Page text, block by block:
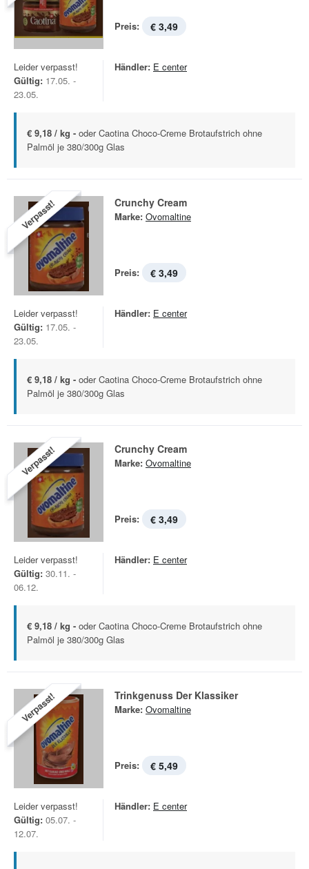
Preis: € 3,49
Leider verpasst!
Gültig: 17.05. -
23.05.
Händler: E center
€ 9,18 / kg - oder Caotina Choco-Creme Brotaufstrich ohne
Palmöl je 380/300g Glas
Verpasst! Crunchy Cream
Marke: Ovomaltine
Preis: € 3,49
Leider verpasst!
Gültig: 17.05. -
23.05.
Händler: E center
€ 9,18 / kg - oder Caotina Choco-Creme Brotaufstrich ohne
Palmöl je 380/300g Glas
Verpasst! Crunchy Cream
Marke: Ovomaltine
Preis: € 3,49
Leider verpasst!
Gültig: 30.11. -
06.12.
Händler: E center
€ 9,18 / kg - oder Caotina Choco-Creme Brotaufstrich ohne
Palmöl je 380/300g Glas
Verpasst! Trinkgenuss Der Klassiker
Marke: Ovomaltine
Preis: € 5,49
Leider verpasst!
Gültig: 05.07. -
12.07.
Händler: E center